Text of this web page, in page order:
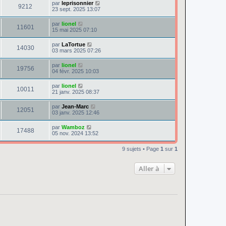
9212 par leprisonnier
23 sept. 2025 13:07
11601 par lionel
15 mai 2025 07:10
14030 par LaTortue
03 mars 2025 07:26
19756 par lionel
04 févr. 2025 10:03
10011 par lionel
21 janv. 2025 08:37
12051 par Jean-Marc
03 janv. 2025 12:46
17488 par Wamboz
05 nov. 2024 13:52
9 sujets • Page 1 sur 1
Aller à